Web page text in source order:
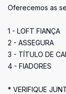
Oferecemos as
1 - LOFT FIANÇA
2 - ASSEGURA
3 - TÍTULO DE
4 - FIADORES
* VERIFIQUE